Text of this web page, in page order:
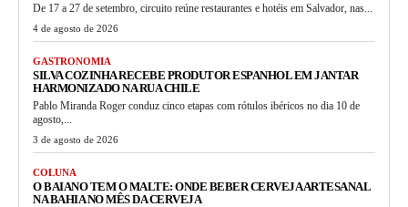
De 17 a 27 de setembro, circuito reúne restaurantes e hotéis em Salvador, nas...
4 de agosto de 2026
GASTRONOMIA
SILVA COZINHA RECEBE PRODUTOR ESPANHOL EM JANTAR
HARMONIZADO NA RUA CHILE
Pablo Miranda Roger conduz cinco etapas com rótulos ibéricos no dia 10 de
agosto,...
3 de agosto de 2026
COLUNA
O BAIANO TEM O MALTE: ONDE BEBER CERVEJA ARTESANAL
NA BAHIA NO MÊS DA CERVEJA